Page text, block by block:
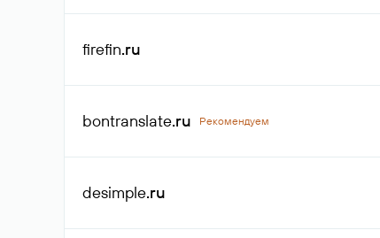
firefin.ru
bontranslate.ru Рекомендуем
desimple.ru